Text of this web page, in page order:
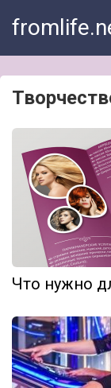
Что нужно